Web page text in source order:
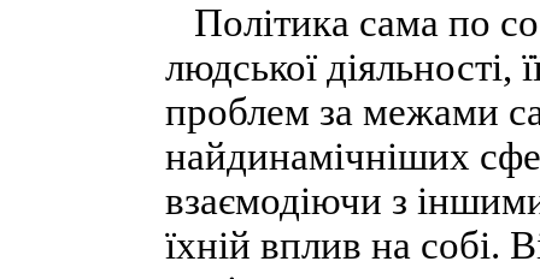
Політика сама по
людської діяльності,
проблем за межами
найдинамічніших
взаємодіючи з
їхній вплив на собі.